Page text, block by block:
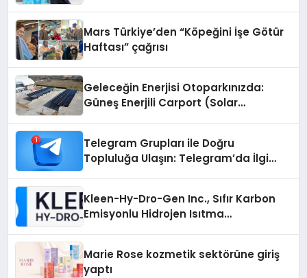
Mars Türkiye’den “Köpeğini İşe Götür
Haftası” çağrısı
Geleceğin Enerjisi Otoparkınızda:
Güneş Enerjili Carport (Solar
Telegram Grupları ile Doğru
Topluluğa Ulaşın: Telegram’da İlgi
Kleen-Hy-Dro-Gen Inc., Sıfır Karbon
Emisyonlu Hidrojen Isıtma
Marie Rose kozmetik sektörüne giriş
yaptı